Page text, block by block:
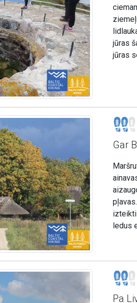
jūras
jūras
Gar
izteikti
ledus
Pa